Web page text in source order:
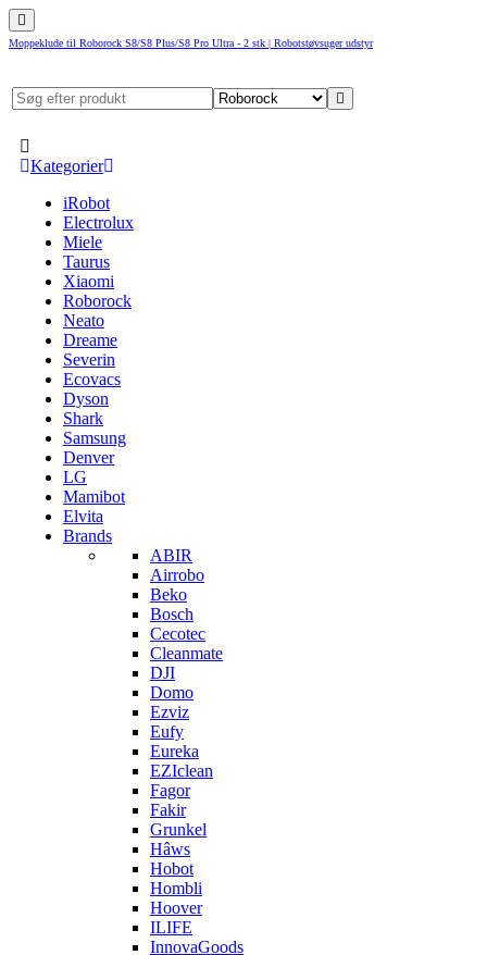
Moppeklude til Roborock S8/S8 Plus/S8 Pro Ultra - 2 stk | Robotstøvsuger udstyr
Kategorier
iRobot
Electrolux
Miele
Taurus
Xiaomi
Roborock
Neato
Dreame
Severin
Ecovacs
Dyson
Shark
Samsung
Denver
LG
Mamibot
Elvita
Brands
ABIR
Airrobo
Beko
Bosch
Cecotec
Cleanmate
DJI
Domo
Ezviz
Eufy
Eureka
EZIclean
Fagor
Fakir
Grunkel
Hâws
Hobot
Hombli
Hoover
ILIFE
InnovaGoods